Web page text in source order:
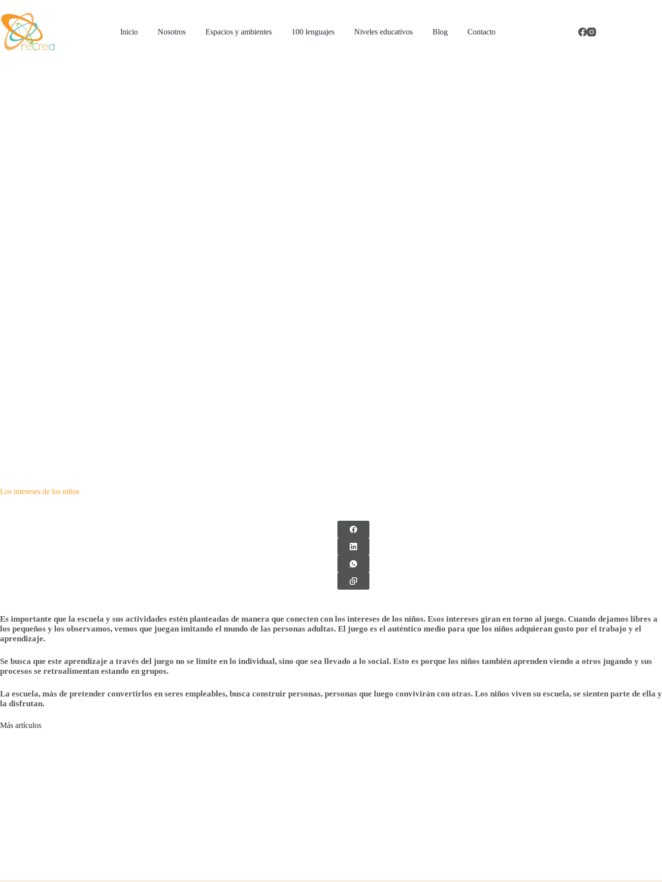
al
contenido
Inicio
Nosotros Espacios y ambientes 100 lenguajes Niveles educativos Blog Contacto
Los intereses de los niños
Es importante que la escuela y sus actividades estén planteadas de manera que conecten con los intereses de los niños. Esos intereses giran en torno al juego. Cuando dejamos libres a
los pequeños y los observamos, vemos que juegan imitando el mundo de las personas adultas. El juego es el auténtico medio para que los niños adquieran gusto por el trabajo y el
aprendizaje.
Se busca que este aprendizaje a través del juego no se limite en lo individual, sino que sea llevado a lo social. Esto es porque los niños también aprenden viendo a otros jugando y sus
procesos se retroalimentan estando en grupos.
La escuela, más de pretender convertirlos en seres empleables, busca construir personas, personas que luego convivirán con otras. Los niños viven su escuela, se sienten parte de ella y
la disfrutan.
Más artículos